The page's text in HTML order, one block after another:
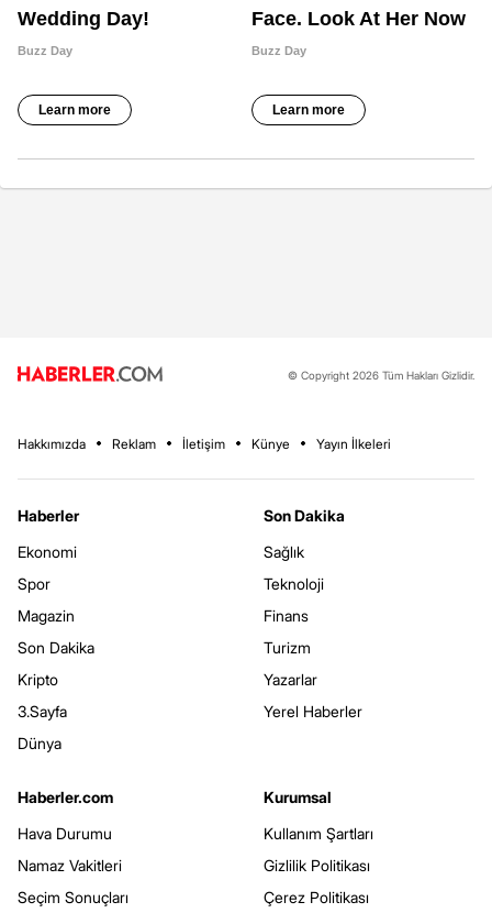
© Copyright 2026 Tüm Hakları Gizlidir.
Hakkımızda Reklam İletişim Künye Yayın İlkeleri
Haberler
Ekonomi
Spor
Magazin
Son Dakika
Kripto
3.Sayfa
Dünya
Son Dakika
Sağlık
Teknoloji
Finans
Turizm
Yazarlar
Yerel Haberler
Haberler.com
Hava Durumu
Namaz Vakitleri
Seçim Sonuçları
Kurumsal
Kullanım Şartları
Gizlilik Politikası
Çerez Politikası